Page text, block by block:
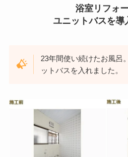
浴室リフォ
ユニットバスを導
23年間使い続けたお風呂
ットバスを入れました。